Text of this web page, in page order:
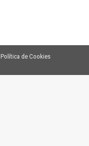
Política de Cookies